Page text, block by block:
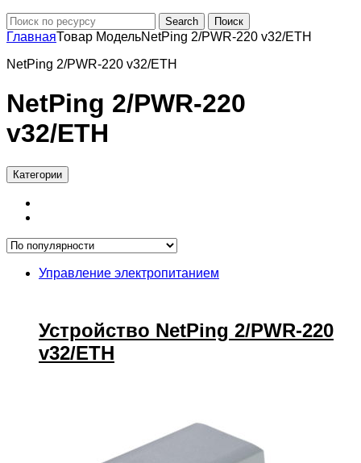
Search Поиск
ГлавнаяТовар МодельNetPing 2/PWR-220 v32/ETH
NetPing 2/PWR-220 v32/ETH
NetPing 2/PWR-220
v32/ETH
Категории
Управление электропитанием
Устройство NetPing 2/PWR-220
v32/ETH